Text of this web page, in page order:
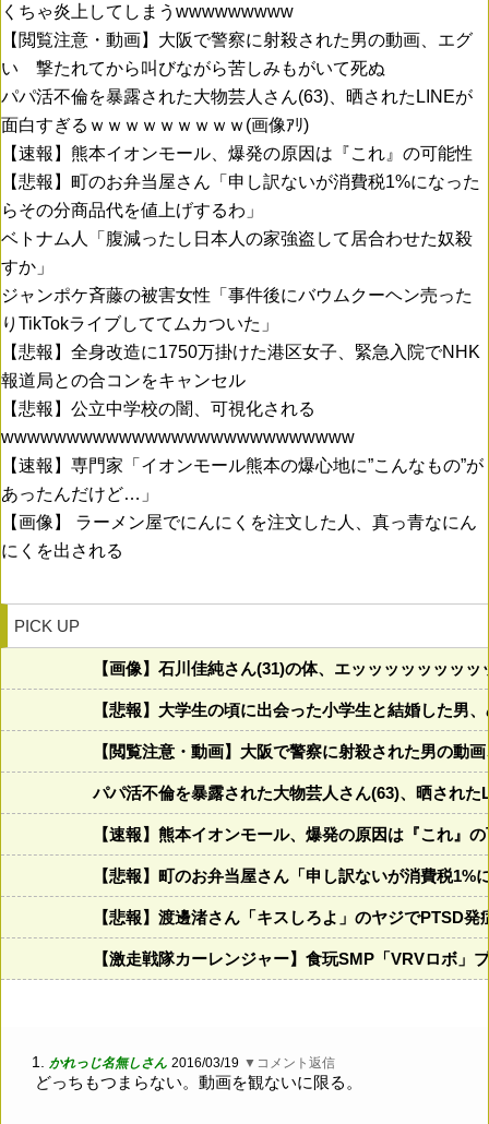
くちゃ炎上してしまうwwwwwwwww
【閲覧注意・動画】大阪で警察に射殺された男の動画、エグ
い 撃たれてから叫びながら苦しみもがいて死ぬ
パパ活不倫を暴露された大物芸人さん(63)、晒されたLINEが
面白すぎるｗｗｗｗｗｗｗｗｗ(画像ｱﾘ)
【速報】熊本イオンモール、爆発の原因は『これ』の可能性
【悲報】町のお弁当屋さん「申し訳ないが消費税1%になった
らその分商品代を値上げするわ」
ベトナム人「腹減ったし日本人の家強盗して居合わせた奴殺
すか」
ジャンポケ斉藤の被害女性「事件後にバウムクーヘン売った
りTikTokライブしててムカついた」
【悲報】全身改造に1750万掛けた港区女子、緊急入院でNHK
報道局との合コンをキャンセル
【悲報】公立中学校の闇、可視化される
wwwwwwwwwwwwwwwwwwwwwwwwwww
【速報】専門家「イオンモール熊本の爆心地に”こんなもの”が
あったんだけど…」
【画像】 ラーメン屋でにんにくを注文した人、真っ青なにん
にくを出される
PICK UP
【画像】石川佳純さん(31)の体、エッッッッッッッ
【悲報】大学生の頃に出会った小学生と結婚した
【閲覧注意・動画】大阪で警察に射殺された男の
パパ活不倫を暴露された大物芸人さん(63)、晒され
【速報】熊本イオンモール、爆発の原因は『これ』
【悲報】町のお弁当屋さん「申し訳ないが消費税
【悲報】渡邊渚さん「キスしろよ」のヤジでPTSD
【激走戦隊カーレンジャー】食玩SMP「VRVロボ」
1. かれっじ名無しさん 2016/03/19 ▼コメント返信
どっちもつまらない。動画を観ないに限る。